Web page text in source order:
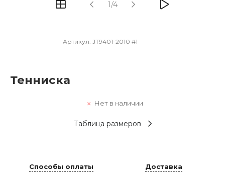
1/4
Артикул: JT9401-2010 #1
Тенниска
Нет в наличии
Таблица размеров
Способы оплаты Доставка